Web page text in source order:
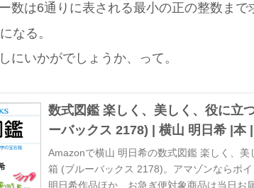
数は6通りに表される最小の正の整数まで
なる。
にいかがでしょうか、って。
数式図鑑 楽しく、美しく、役に立
ーバックス 2178) | 横山 明日希 |本
Amazonで横山 明日希の数式図鑑 楽しく、
箱 (ブルーバックス 2178)。アマゾンならポ
明日希作品ほか、お急ぎ便対象商品は当日お